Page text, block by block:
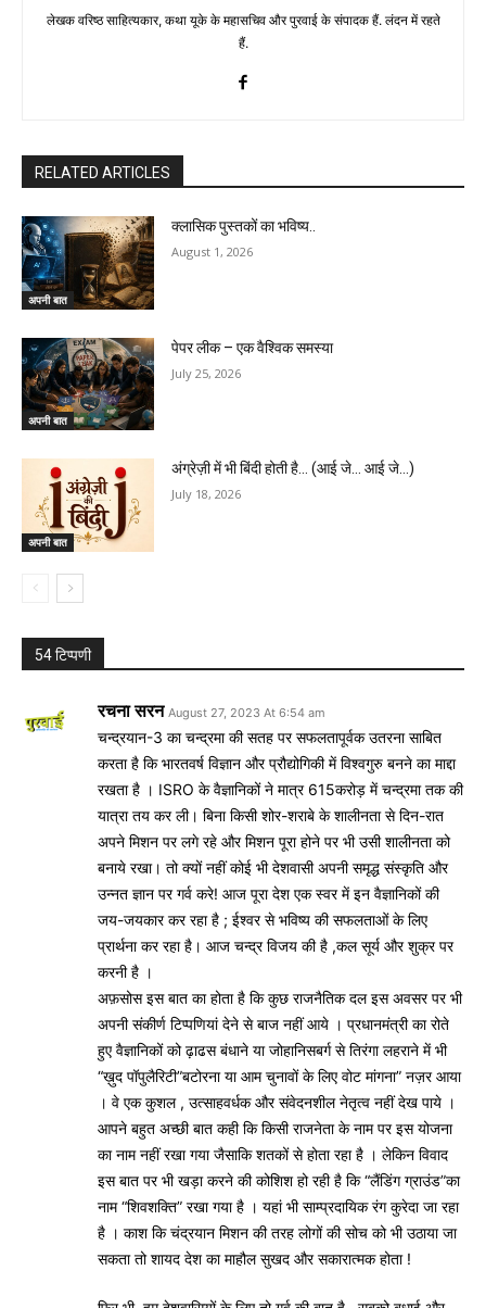
लेखक वरिष्ठ साहित्यकार, कथा यूके के महासचिव और पुरवाई के संपादक हैं. लंदन में रहते
हैं.
RELATED ARTICLES
अपनी बात
क्लासिक पुस्तकों का भविष्य..
August 1, 2026
अपनी बात
पेपर लीक – एक वैश्विक समस्या
July 25, 2026
अपनी बात
अंग्रेज़ी में भी बिंदी होती है… (आई जे… आई जे…)
July 18, 2026
54 टिप्पणी
रचना सरन August 27, 2023 At 6:54 am
चन्द्रयान-3 का चन्द्रमा की सतह पर सफलतापूर्वक उतरना साबित
करता है कि भारतवर्ष विज्ञान और प्रौद्योगिकी में विश्वगुरु बनने का माद्दा
रखता है । ISRO के वैज्ञानिकों ने मात्र 615करोड़ में चन्द्रमा तक की
यात्रा तय कर ली। बिना किसी शोर-शराबे के शालीनता से दिन-रात
अपने मिशन पर लगे रहे और मिशन पूरा होने पर भी उसी शालीनता को
बनाये रखा। तो क्यों नहीं कोई भी देशवासी अपनी समृद्ध संस्कृति और
उन्नत ज्ञान पर गर्व करे! आज पूरा देश एक स्वर में इन वैज्ञानिकों की
जय-जयकार कर रहा है ; ईश्वर से भविष्य की सफलताओं के लिए
प्रार्थना कर रहा है। आज चन्द्र विजय की है ,कल सूर्य और शुक्र पर
करनी है ।
अफ़सोस इस बात का होता है कि कुछ राजनैतिक दल इस अवसर पर भी
अपनी संकीर्ण टिप्पणियां देने से बाज नहीं आये । प्रधानमंत्री का रोते
हुए वैज्ञानिकों को ढ़ाढस बंधाने या जोहानिसबर्ग से तिरंगा लहराने में भी
“ख़ुद पॉपुलैरिटी”बटोरना या आम चुनावों के लिए वोट मांगना” नज़र आया
। वे एक कुशल , उत्साहवर्धक और संवेदनशील नेतृत्व नहीं देख पाये ।
आपने बहुत अच्छी बात कही कि किसी राजनेता के नाम पर इस योजना
का नाम नहीं रखा गया जैसाकि शतकों से होता रहा है । लेकिन विवाद
इस बात पर भी खड़ा करने की कोशिश हो रही है कि “लैंडिंग ग्राउंड”का
नाम “शिवशक्ति” रखा गया है । यहां भी साम्प्रदायिक रंग कुरेदा जा रहा
है । काश कि चंद्रयान मिशन की तरह लोगों की सोच को भी उठाया जा
सकता तो शायद देश का माहौल सुखद और सकारात्मक होता !